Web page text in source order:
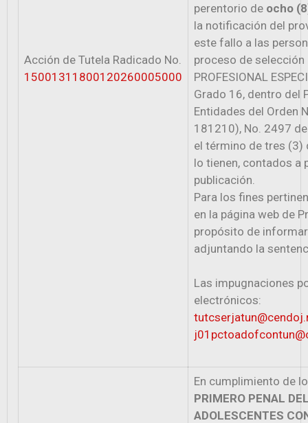
Acción de Tutela Radicado No.
15001311800120260005000
perentorio de ocho
la notificación del
este fallo a las
proceso de
PROFESIONAL
Grado 16, dentro del
Entidades del Orden
181210), No. 2497
el término de tres (3)
lo tienen, contados a
publicación.
Para los fines
en la página web de
propósito de
adjuntando la
Las impugnaciones
electrónicos:
En cumplimiento de
PRIMERO PENAL
ADOLESCENTES